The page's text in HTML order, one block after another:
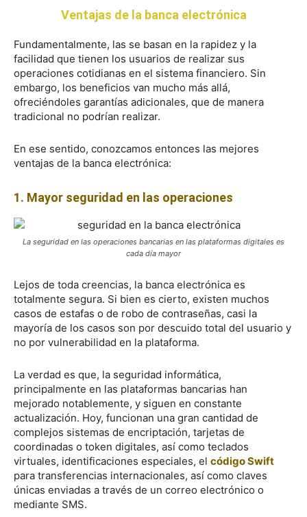
Ventajas de la banca electrónica
Fundamentalmente, las se basan en la rapidez y la
facilidad que tienen los usuarios de realizar sus
operaciones cotidianas en el sistema financiero. Sin
embargo, los beneficios van mucho más allá,
ofreciéndoles garantías adicionales, que de manera
tradicional no podrían realizar.
En ese sentido, conozcamos entonces las mejores
ventajas de la banca electrónica:
1. Mayor seguridad en las operaciones
La seguridad en las operaciones bancarias en las plataformas digitales es
cada día mayor
Lejos de toda creencias, la banca electrónica es
totalmente segura. Si bien es cierto, existen muchos
casos de estafas o de robo de contraseñas, casi la
mayoría de los casos son por descuido total del usuario y
no por vulnerabilidad en la plataforma.
La verdad es que, la seguridad informática,
principalmente en las plataformas bancarias han
mejorado notablemente, y siguen en constante
actualización. Hoy, funcionan una gran cantidad de
complejos sistemas de encriptación, tarjetas de
coordinadas o token digitales, así como teclados
virtuales, identificaciones especiales, el código Swift
para transferencias internacionales, así como claves
únicas enviadas a través de un correo electrónico o
mediante SMS.